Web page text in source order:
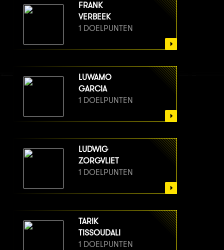
FRANK
VERBEEK
1 DOELPUNTEN
LUWAMO
GARCIA
1 DOELPUNTEN
LUDWIG
ZORGVLIET
1 DOELPUNTEN
TARIK
TISSOUDALI
1 DOELPUNTEN